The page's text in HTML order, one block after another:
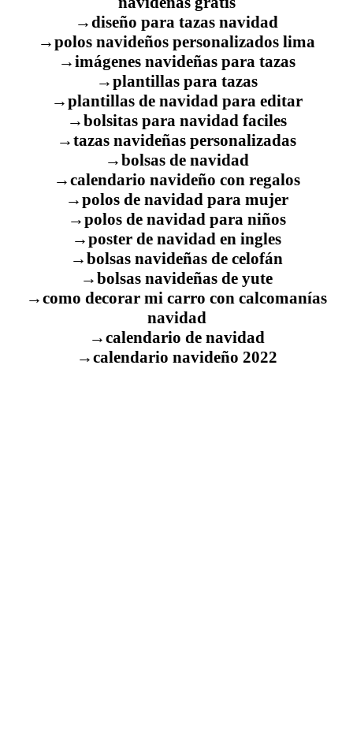
→diseño para tazas navidad
→polos navideños personalizados lima
→imágenes navideñas para tazas
→plantillas para tazas
→plantillas de navidad para editar
→bolsitas para navidad faciles
→tazas navideñas personalizadas
→bolsas de navidad
→calendario navideño con regalos
→polos de navidad para mujer
→polos de navidad para niños
→poster de navidad en ingles
→bolsas navideñas de celofán
→bolsas navideñas de yute
→como decorar mi carro con calcomanías
navidad
→calendario de navidad
→calendario navideño 2022